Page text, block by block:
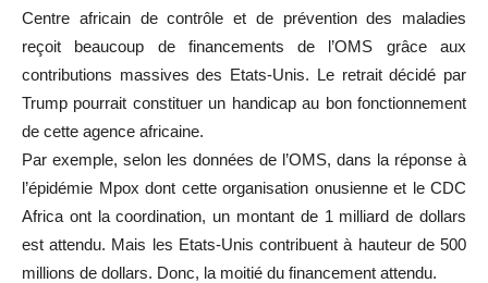
Centre africain de contrôle et de prévention des maladies
reçoit beaucoup de financements de l’OMS grâce aux
contributions massives des Etats-Unis. Le retrait décidé par
Trump pourrait constituer un handicap au bon fonctionnement
de cette agence africaine.
Par exemple, selon les données de l’OMS, dans la réponse à
l’épidémie Mpox dont cette organisation onusienne et le CDC
Africa ont la coordination, un montant de 1 milliard de dollars
est attendu. Mais les Etats-Unis contribuent à hauteur de 500
millions de dollars. Donc, la moitié du financement attendu.